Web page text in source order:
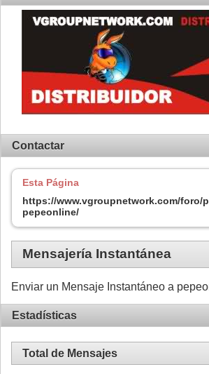
Contactar
Esta Página
https://www.vgroupnetwork.com/foro/
pepeonline/
Mensajería Instantánea
Enviar un Mensaje Instantáneo a
Estadísticas
Total de Mensajes